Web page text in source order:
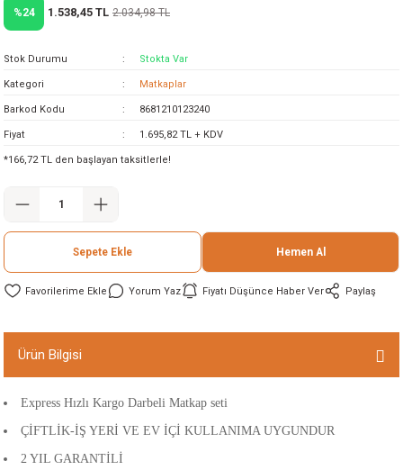
Makinesi
Testereler
%24 1.538,45 TL 2.034,98 TL
Stok Durumu Stokta Var
Kategori Matkaplar
Barkod Kodu 8681210123240
Fiyat 1.695,82 TL + KDV
*166,72 TL den başlayan taksitlerle!
Sepete Ekle Hemen Al
Yorum Yaz Fiyatı Düşünce Haber Ver Paylaş
Ürün Bilgisi
Express Hızlı Kargo Darbeli Matkap seti
ÇİFTLİK-İŞ YERİ VE EV İÇİ KULLANIMA UYGUNDUR
2 YIL GARANTİLİ